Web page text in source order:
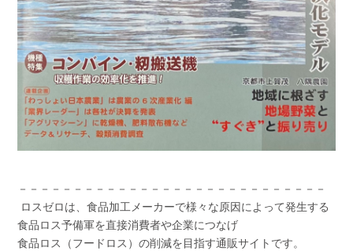
－－－－－－－－－－－－－－－－－－－－－－－－－－－－
ロスゼロは、食品加工メーカーで様々な原因によって発生する
食品ロス予備軍を直接消費者や企業につなげ
食品ロス（フードロス）の削減を目指す通販サイトです。